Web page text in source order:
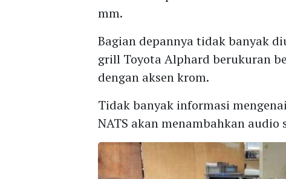
mm.
Bagian depannya tidak banyak
grill Toyota Alphard berukuran
dengan aksen krom.
Tidak banyak informasi
NATS akan menambahkan